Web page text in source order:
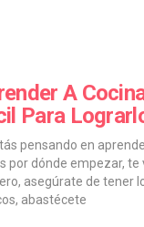
A
Para
pensando en
por dónde empezar, te
asegúrate de tener
abastécete